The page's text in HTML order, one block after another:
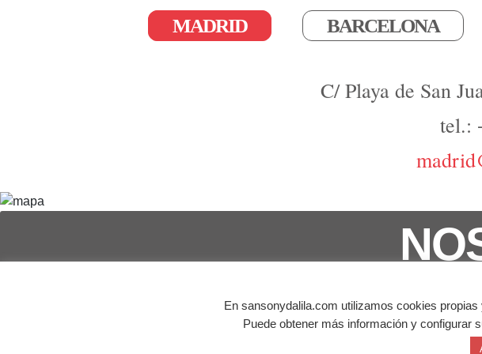
MADRID BARCELONA
C/ Playa de San
tel.:
© Agencia de publicidad Sansón y Dalila | Todos los derechos reservados
En sansonydalila.com utilizamos cookies
Puede obtener más información y configurar